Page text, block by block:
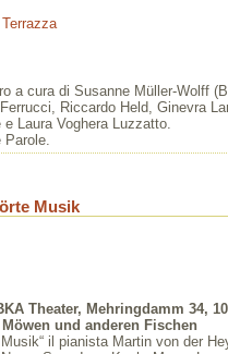
a cura di Susanne Müller-Wolff
Riccardo Held, Ginevra
Laura Voghera Luzzatto.
Parole.
Musik
Theater, Mehringdamm 34,
und anderen Fischen
il pianista Martin von der